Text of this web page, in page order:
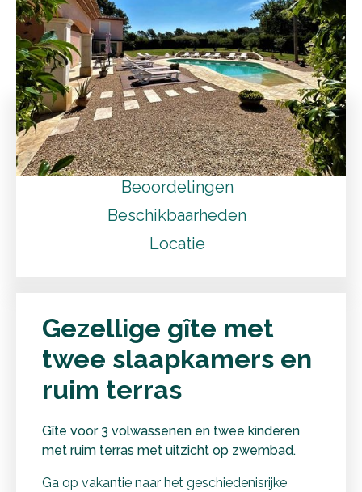
Fayence
Gezellige gîte met twee slaapkamers en ruim terras
Tarieven
Faciliteiten
Beoordelingen
Beschikbaarheden
Locatie
Gezellige gîte met
twee slaapkamers en
ruim terras
Gîte voor 3 volwassenen en twee kinderen
met ruim terras met uitzicht op zwembad.
Ga op vakantie naar het geschiedenisrijke